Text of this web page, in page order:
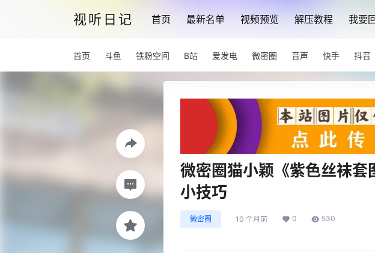
视听日记 首页 最新名单 视频预览 解压教程 我要
首页 斗鱼 铁粉空间 B站 爱发电 微密圈 音声 快手 抖音
微密圈猫小颖《紫色丝袜
小技巧
微密圈 10 个月前 0 530